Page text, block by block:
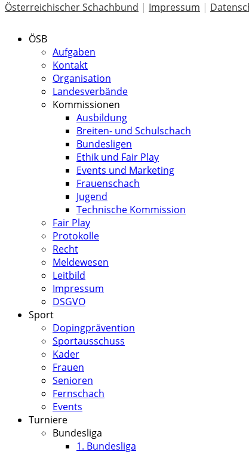
Österreichischer Schachbund | Impressum |
ÖSB
Aufgaben
Kontakt
Organisation
Landesverbände
Kommissionen
Ausbildung
Breiten- und Schulschach
Bundesligen
Ethik und Fair Play
Events und Marketing
Frauenschach
Jugend
Technische Kommission
Fair Play
Protokolle
Recht
Meldewesen
Leitbild
Impressum
DSGVO
Sport
Dopingprävention
Sportausschuss
Kader
Frauen
Senioren
Fernschach
Events
Turniere
Bundesliga
1. Bundesliga